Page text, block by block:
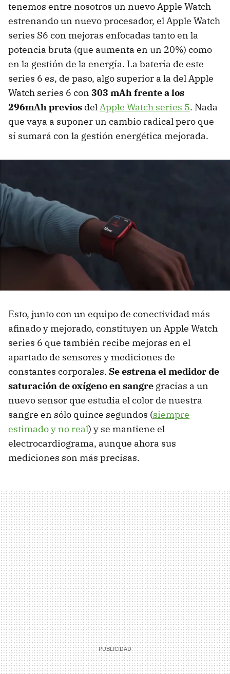
tenemos entre nosotros un nuevo Apple Watch
estrenando un nuevo procesador, el Apple Watch
series S6 con mejoras enfocadas tanto en la
potencia bruta (que aumenta en un 20%) como
en la gestión de la energía. La batería de este
series 6 es, de paso, algo superior a la del Apple
Watch series 6 con 303 mAh frente a los
296mAh previos delApple Watch series 5. Nada
que vaya a suponer un cambio radical pero que
sí sumará con la gestión energética mejorada.
Esto, junto con un equipo de conectividad más
afinado y mejorado, constituyen un Apple Watch
series 6 que también recibe mejoras en el
apartado de sensores y mediciones de
constantes corporales. Se estrena el medidor de
saturación de oxígeno en sangre gracias a un
nuevo sensor que estudia el color de nuestra
sangre en sólo quince segundos (siempre
estimado y no real) y se mantiene el
electrocardiograma, aunque ahora sus
mediciones son más precisas.